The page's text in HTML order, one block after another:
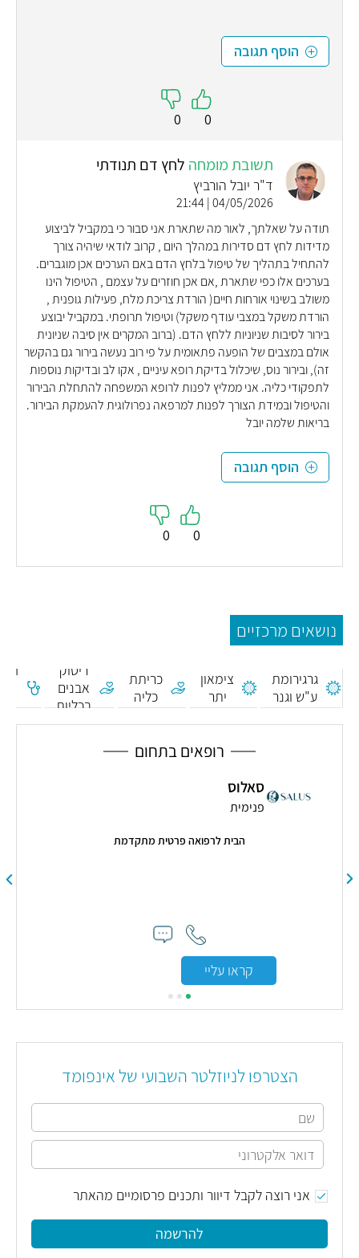
הוסף תגובה
0
0
תשובת מומחה לחץ דם תנודתי
ד"ר יובל הורביץ
04/05/2026 | 21:44
תודה על שאלתך, לאור מה שתארת אני סבור כי במקביל לביצוע
מדידות לחץ דם סדירות במהלך היום , קרוב לודאי שיהיה צורך
להתחיל בתהליך של טיפול בלחץ הדם באם הערכים אכן מוגברים.
בערכים אלו כפי שתארת ,אם אכן חוזרים על עצמם , הטיפול הינו
משולב בשינוי אורחות חיים( הורדת צריכת מלח, פעילות גופנית ,
הורדת משקל במצבי עודף משקל) וטיפול תרופתי. במקביל יבוצע
בירור לסיבות שניוניות ללחץ הדם. (ברוב המקרים אין סיבה שניונית
אולם במצבים של הופעה פתאומית על פי רוב נעשה בירור גם בהקשר
זה), ובירור נוס, שיכלול בדיקת רופא עיניים , אקו לב ובדיקות נוספות
לתפקודי כליה. אני ממליץ לפנות לרופא המשפחה להתחלת הבירור
והטיפול ובמידת הצורך לפנות למרפאה נפרולוגית להעמקת הבירור.
בריאות שלמה יובל
הוסף תגובה
0
0
נושאים מרכזיים
גרגירומת
ע"ש וגנר
צימאון
יתר
כריתת
כליה
ריסוק
אבנים
בכליות
רופאים בתחום
סאלוס
פנימית
הבית לרפואה פרטית מתקדמת
קראו עליי
הצטרפו לניוזלטר השבועי של אינפומד
אני רוצה לקבל דיוור ותכנים פרסומיים מהאתר
להרשמה